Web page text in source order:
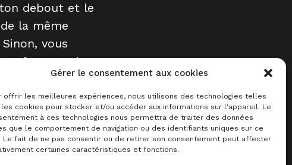
Gérer le consentement aux cookies
offrir les meilleures expériences, nous utilisons des technologies telles
les cookies pour stocker et/ou accéder aux informations sur l'appareil. Le
à ces technologies nous permettra de traiter des données
que le comportement de navigation ou des identifiants uniques sur ce
Le fait de ne pas consentir ou de retirer son consentement peut affecter
certaines caractéristiques et fonctions.
debout et le
la même
vous
même que la
avoir pondu
votre tour
le sol ou pour
poser le